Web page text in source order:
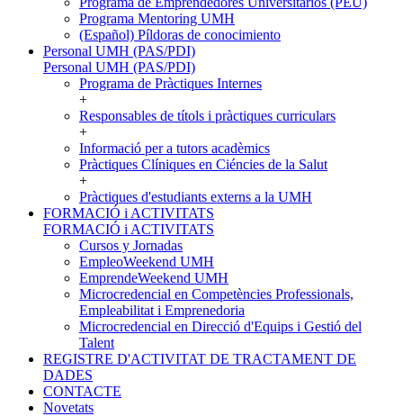
Programa Mentoring UMH
(Español) Píldoras de conocimiento
Personal UMH (PAS/PDI)
Personal UMH (PAS/PDI)
Programa de Pràctiques Internes
+
Responsables de títols i pràctiques curriculars
+
Informació per a tutors acadèmics
Pràctiques Clíniques en Ciéncies de la Salut
+
Pràctiques d'estudiants externs a la UMH
FORMACIÓ i ACTIVITATS
FORMACIÓ i ACTIVITATS
Cursos y Jornadas
EmpleoWeekend UMH
EmprendeWeekend UMH
Microcredencial en Competències Professionals,
Empleabilitat i Emprenedoria
Microcredencial en Direcció d'Equips i Gestió del
Talent
REGISTRE D'ACTIVITAT DE TRACTAMENT DE
DADES
CONTACTE
Novetats